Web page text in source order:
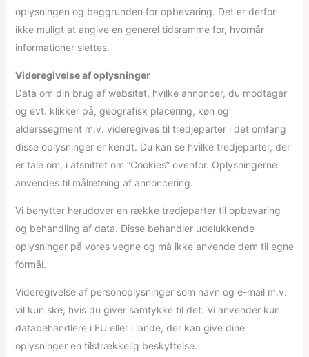
oplysningen og baggrunden for opbevaring. Det er derfor
ikke muligt at angive en generel tidsramme for, hvornår
informationer slettes.
Videregivelse af oplysninger
Data om din brug af websitet, hvilke annoncer, du modtager
og evt. klikker på, geografisk placering, køn og
alderssegment m.v. videregives til tredjeparter i det omfang
disse oplysninger er kendt. Du kan se hvilke tredjeparter, der
er tale om, i afsnittet om “Cookies” ovenfor. Oplysningerne
anvendes til målretning af annoncering.
Vi benytter herudover en række tredjeparter til opbevaring
og behandling af data. Disse behandler udelukkende
oplysninger på vores vegne og må ikke anvende dem til egne
formål.
Videregivelse af personoplysninger som navn og e-mail m.v.
vil kun ske, hvis du giver samtykke til det. Vi anvender kun
databehandlere i EU eller i lande, der kan give dine
oplysninger en tilstrækkelig beskyttelse.